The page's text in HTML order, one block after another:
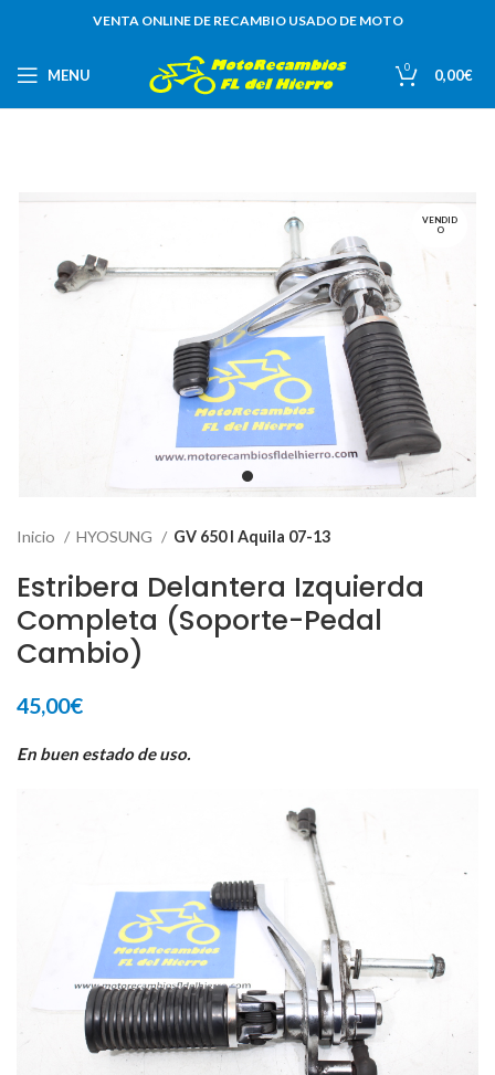
VENTA ONLINE DE RECAMBIO USADO DE MOTO
MENU 0 0,00€
VENDID
O
Inicio HYOSUNG GV 650 I Aquila 07-13
Estribera Delantera Izquierda
Completa (Soporte-Pedal
Cambio)
45,00€
En buen estado de uso.